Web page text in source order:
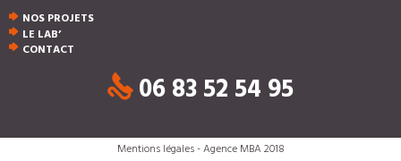
NOS PROJETS
LE LAB’
CONTACT
06 83 52 54 95
Mentions légales- Agence MBA 2018